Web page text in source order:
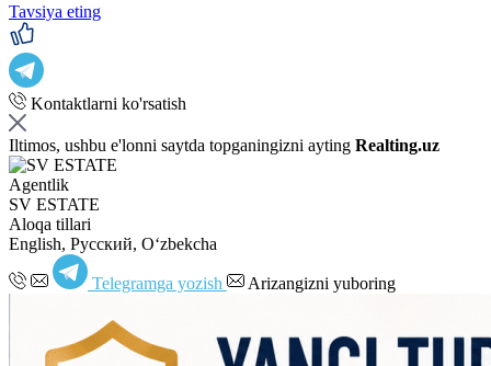
Tavsiya eting
Kontaktlarni ko'rsatish
Iltimos, ushbu e'lonni saytda topganingizni ayting Realting.uz
Agentlik
SV ESTATE
Aloqa tillari
English, Русский, Oʻzbekcha
Telegramga yozish Arizangizni yuboring